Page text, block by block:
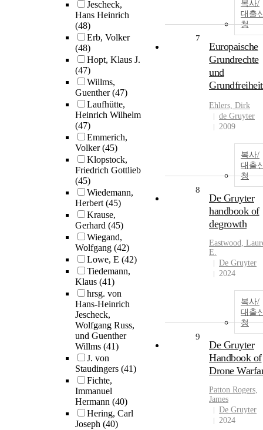
Jescheck,
Hans Heinrich
(48)
Erb, Volker
(48)
Hopt, Klaus J.
(47)
Willms,
Guenther(47)
Laufhütte,
Heinrich Wilhelm
(47)
Emmerich,
Volker(45)
Klopstock,
Friedrich Gottlieb
(45)
Wiedemann,
Herbert(45)
Krause,
Gerhard (45)
Wiegand,
Wolfgang (42)
Lowe, E (42)
Tiedemann,
Klaus (41)
hrsg. von
Hans-Heinrich
Jescheck,
Wolfgang Russ,
und Guenther
Willms (41)
J. von
Staudingers (41)
Fichte,
Immanuel
Hermann (40)
Hering, Carl
Joseph (40)
복사/
대출
청
7
Europaische
Grundrechte
und
Ehlers, Dirk
de Gruyter
2009
복사/
대출
청
8
De Gruyter
handbook of
degrowth
Eastwood,
E.
De Gruyter
2024
복사/
대출
청
9
De Gruyter
Handbook of
Drone
Patton Rogers,
James
De Gruyter
2024